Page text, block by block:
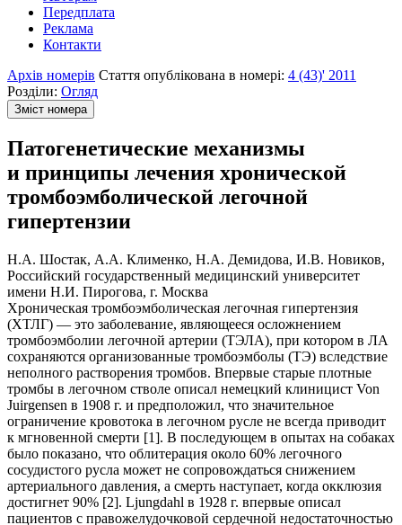
Передплата
Реклама
Контакти
Архів номерів Стаття опублікована в номері: 4 (43)' 2011
Розділи: Огляд
Зміст номера
Патогенетические механизмы
и принципы лечения хронической
тромбоэмболической легочной
гипертензии
Н.А. Шостак, А.А. Клименко, Н.А. Демидова, И.В. Новиков,
Российский государственный медицинский университет
имени Н.И. Пирогова, г. Москва
Хроническая тромбоэмболическая легочная гипертензия
(ХТЛГ) — это заболевание, являющееся осложнением
тромбоэмболии легочной артерии (ТЭЛА), при котором в ЛА
сохраняются организованные тромбоэмболы (ТЭ) вследствие
неполного растворения тромбов. Впервые старые плотные
тромбы в легочном стволе описал немецкий клиницист Von
Juirgensen в 1908 г. и предположил, что значительное
ограничение кровотока в легочном русле не всегда приводит
к мгновенной смерти [1]. В последующем в опытах на собаках
было показано, что облитерация около 60% легочного
сосудистого русла может не сопровождаться снижением
артериального давления, а смерть наступает, когда окклюзия
достигнет 90% [2]. Ljungdahl в 1928 г. впервые описал
пациентов с правожелудочковой сердечной недостаточностью